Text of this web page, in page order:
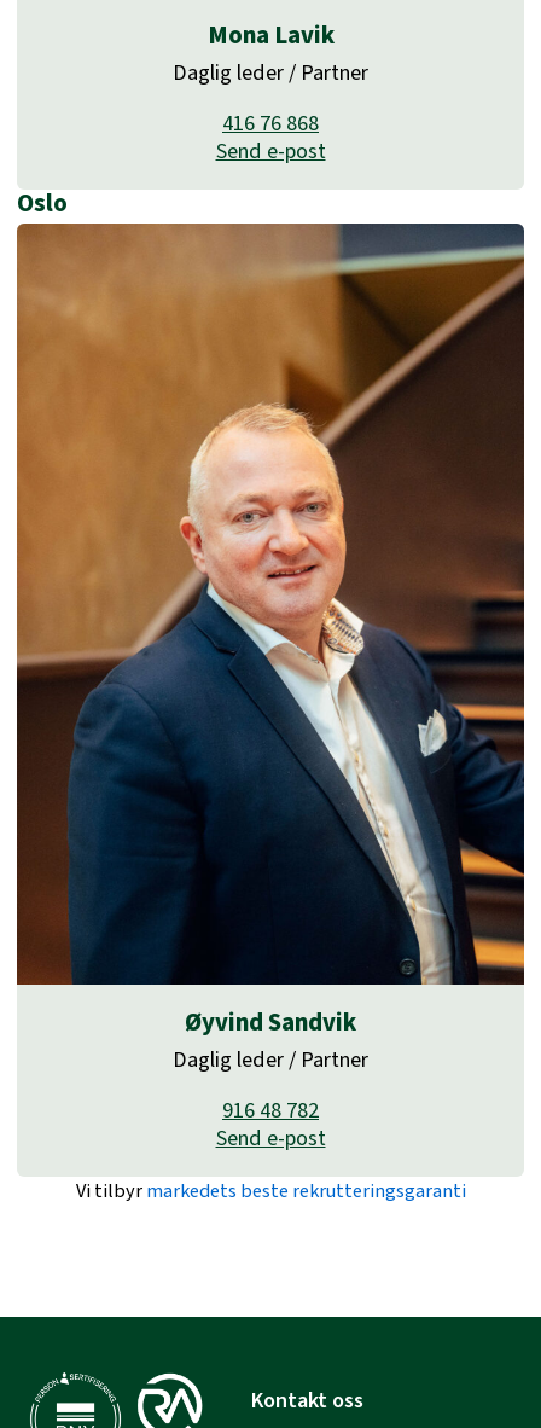
Mona Lavik
Daglig leder / Partner
416 76 868
Send e-post
Oslo
Øyvind Sandvik
Daglig leder / Partner
916 48 782
Send e-post
Vi tilbyrmarkedets beste rekrutteringsgaranti
Kontakt oss